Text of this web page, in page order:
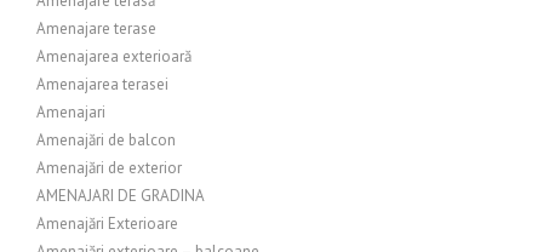
Amenajare terase
Amenajarea exterioară
Amenajarea terasei
Amenajari
Amenajări de balcon
Amenajări de exterior
AMENAJARI DE GRADINA
Amenajări Exterioare